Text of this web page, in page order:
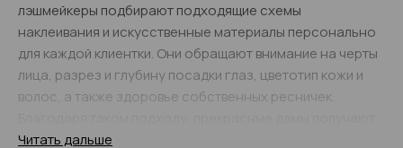
лэшмейкеры подбирают подходящие схемы
наклеивания и искусственные материалы персонально
для каждой клиентки. Они обращают внимание на черты
лица, разрез и глубину посадки глаз, цветотип кожи и
волос, а также здоровье собственных ресничек.
неизменно восхитительный результат. Контраст с
Читать дальше